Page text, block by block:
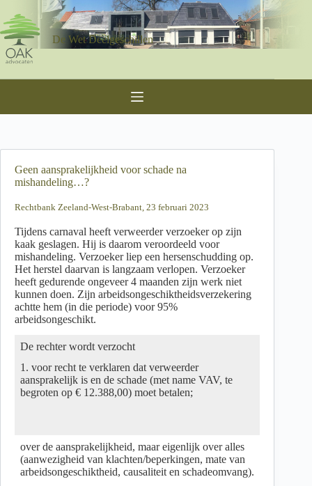
naar
de
inhoud
De Wet Deelgeschillen
Geen aansprakelijkheid voor schade na
mishandeling…?
Rechtbank Zeeland-West-Brabant, 23 februari 2023
Tijdens carnaval heeft verweerder verzoeker op zijn
kaak geslagen. Hij is daarom veroordeeld voor
mishandeling. Verzoeker liep een hersenschudding op.
Het herstel daarvan is langzaam verlopen. Verzoeker
heeft gedurende ongeveer 4 maanden zijn werk niet
kunnen doen. Zijn arbeidsongeschiktheidsverzekering
achtte hem (in die periode) voor 95%
arbeidsongeschikt.
De rechter wordt verzocht
1. voor recht te verklaren dat verweerder
aansprakelijk is en de schade (met name VAV, te
begroten op € 12.388,00) moet betalen;
over de aansprakelijkheid, maar eigenlijk over alles
(aanwezigheid van klachten/beperkingen, mate van
arbeidsongeschiktheid, causaliteit en schadeomvang).